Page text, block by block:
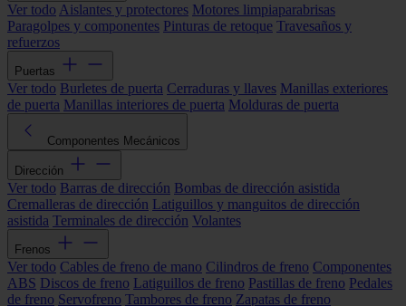
Ver todo Aislantes y protectores Motores limpiaparabrisas
Paragolpes y componentes Pinturas de retoque Travesaños y
refuerzos
Puertas
Ver todo Burletes de puerta Cerraduras y llaves Manillas exteriores
de puerta Manillas interiores de puerta Molduras de puerta
Componentes Mecánicos
Dirección
Ver todo Barras de dirección Bombas de dirección asistida
Cremalleras de dirección Latiguillos y manguitos de dirección
asistida Terminales de dirección Volantes
Frenos
Ver todo Cables de freno de mano Cilindros de freno Componentes
ABS Discos de freno Latiguillos de freno Pastillas de freno Pedales
de freno Servofreno Tambores de freno Zapatas de freno